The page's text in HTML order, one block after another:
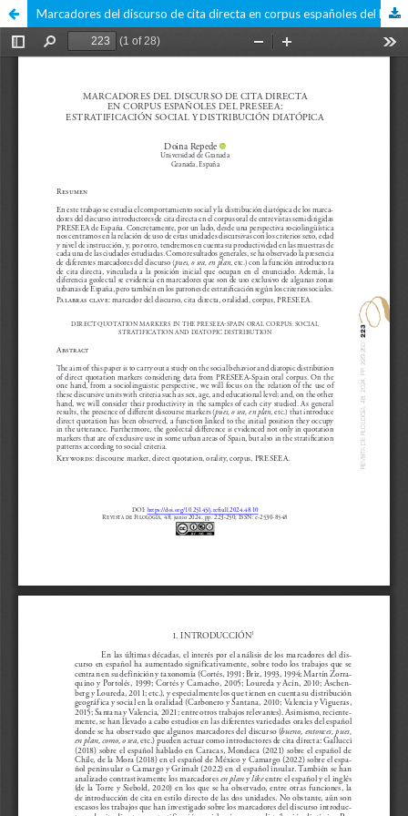
Marcadores del discurso de cita directa en corpus españoles del PRESEEA: estratificación social y distribución diatópica